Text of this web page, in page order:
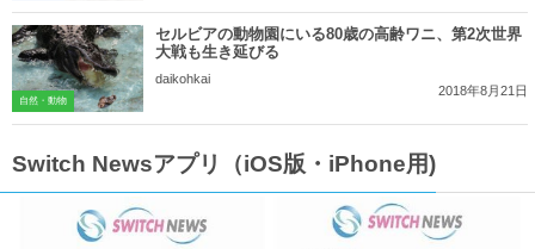
自然・動物
セルビアの動物園にいる80歳の高齢ワニ、第2次世界
大戦も生き延びる
daikohkai
2018年8月21日
Switch Newsアプリ（iOS版・iPhone用)